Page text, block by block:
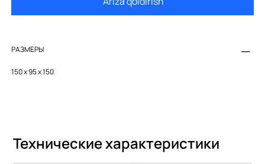
РАЗМЕРЫ
150 x 95 x 150
Технические характеристики